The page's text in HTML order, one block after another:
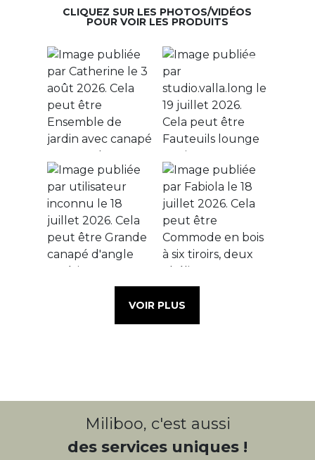
CLIQUEZ SUR LES PHOTOS/VIDÉOS
POUR VOIR LES PRODUITS
VOIR PLUS
Miliboo, c'est aussi
des services uniques !